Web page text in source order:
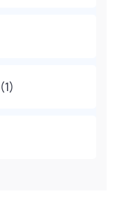
(1)